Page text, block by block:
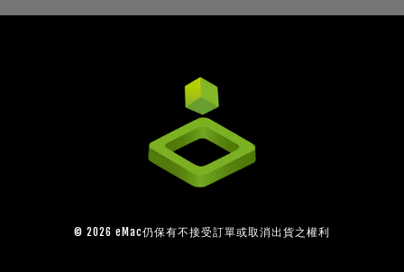
© 2026 eMac仍保有不接受訂單或取消出貨之權利